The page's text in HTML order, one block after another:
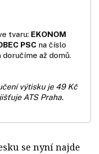
tvaru: EKONOM
PSC na číslo
doručíme až domů.
výtisku je 49 Kč
ATS Praha.
se nyní najde